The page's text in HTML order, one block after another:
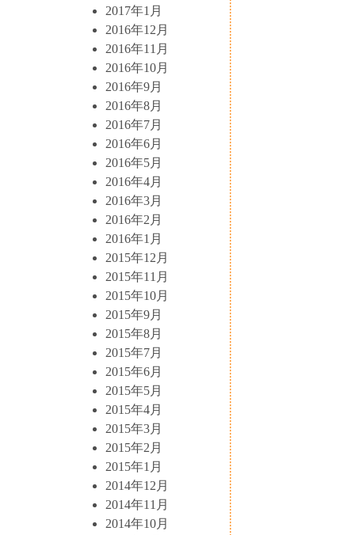
2017年1月
2016年12月
2016年11月
2016年10月
2016年9月
2016年8月
2016年7月
2016年6月
2016年5月
2016年4月
2016年3月
2016年2月
2016年1月
2015年12月
2015年11月
2015年10月
2015年9月
2015年8月
2015年7月
2015年6月
2015年5月
2015年4月
2015年3月
2015年2月
2015年1月
2014年12月
2014年11月
2014年10月